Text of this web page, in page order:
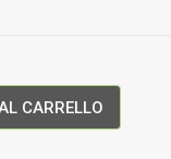
CARRELLO